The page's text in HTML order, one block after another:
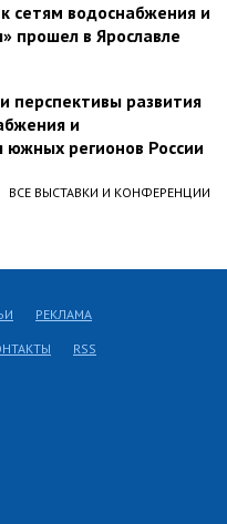
сетям водоснабжения и
прошел в Ярославле
перспективы развития
и
южных регионов России
ВСЕ ВЫСТАВКИ И КОНФЕРЕНЦИИ
РЕКЛАМА
RSS